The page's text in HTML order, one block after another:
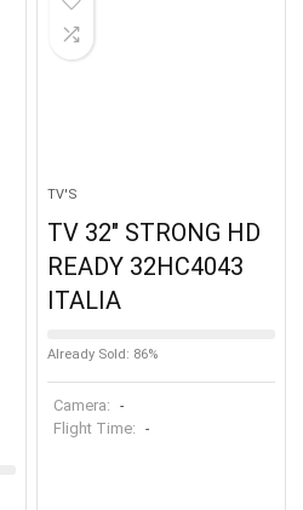
TV'S
TV 32″ STRONG HD
READY 32HC4043
ITALIA
Already Sold: 86%
Camera: -
Flight Time: -